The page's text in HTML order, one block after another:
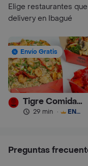
Elige restaurantes
delivery en Ibagué
Envío Gratis
Tigre Comida China
29 min · ENVÍO GRATIS
Preguntas